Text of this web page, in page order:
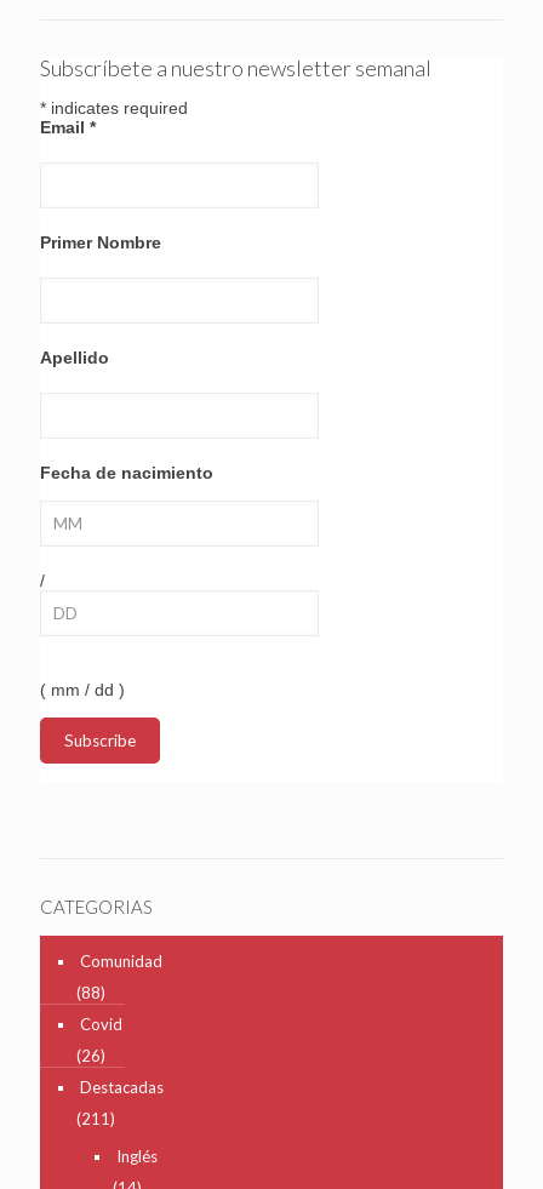
Subscríbete a nuestro newsletter semanal
* indicates required
Email *
Primer Nombre
Apellido
Fecha de nacimiento
/
( mm / dd )
CATEGORIAS
Comunidad
(88)
Covid
(26)
Destacadas
(211)
Inglés